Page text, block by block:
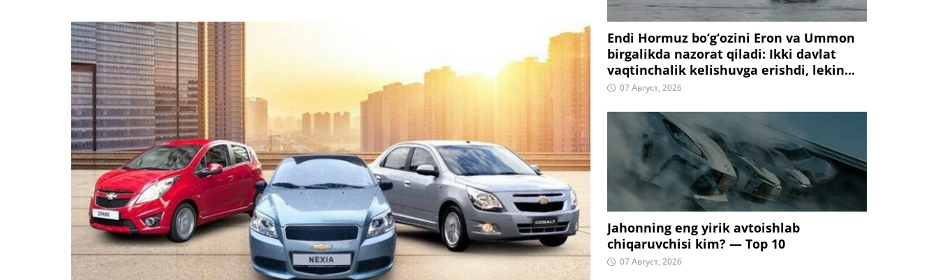
Endi Hormuz bo‘g‘ozini Eron va Ummon
birgalikda nazorat qiladi: Ikki davlat
vaqtinchalik kelishuvga erishdi, lekin...
07 Август, 2026
Jahonning eng yirik avtoishlab
chiqaruvchisi kim? — Top 10
07 Август, 2026